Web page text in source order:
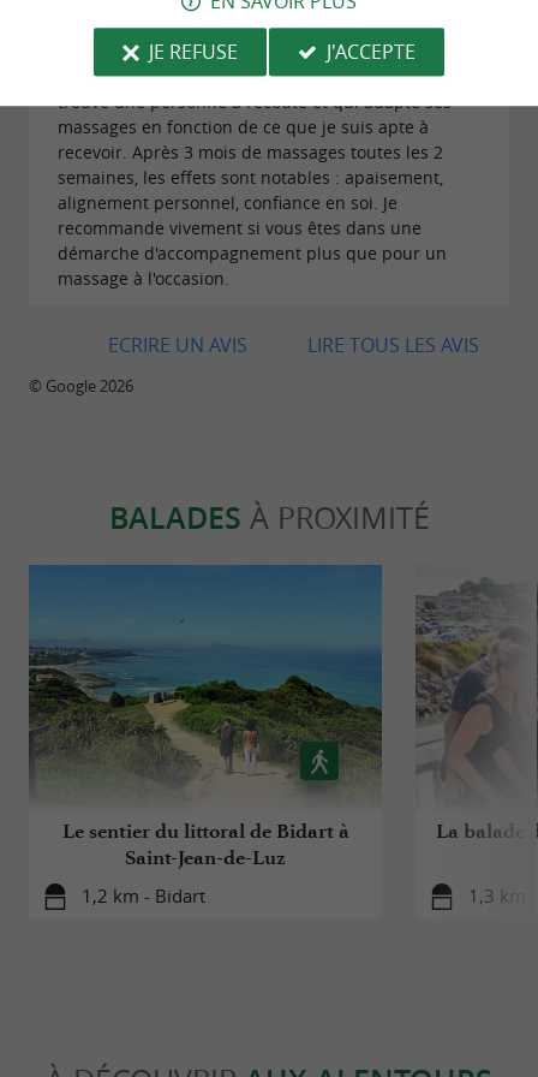
Les séances de Pierre Olivier sont s'inscrivent dans
un programme sur le long terme. Je suis ravi d'avoir
trouvé une personne à l'écoute et qui adapte ses
massages en fonction de ce que je suis apte à
recevoir. Après 3 mois de massages toutes les 2
semaines, les effets sont notables : apaisement,
alignement personnel, confiance en soi. Je
recommande vivement si vous êtes dans une
démarche d'accompagnement plus que pour un
massage à l'occasion.
LIRE TOUS LES AVIS
ECRIRE UN AVIS
© Google 2026
BALADES À PROXIMITÉ
Le sentier du littoral de Bidart à
Saint-Jean-de-Luz
1,2 km - Bidart
La balade
1,3 km
JE REFUSE
J'ACCEPTE